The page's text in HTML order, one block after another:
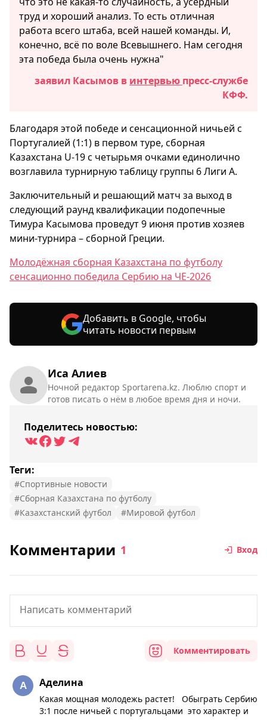
Иса Алиев
Ночной редактор Sportarena.kz. Люблю спорт и
готов писать о нём в любое время дня и ночи.
Поделитесь новостью:
Теги:
#Спортивные новости
#Сборная Казахстана по футболу
#Казахстанский футбол
#Мировой футбол
труд и хороший анализ. То есть отличная
работа всего штаба, всей нашей команды. И,
конечно, всё по воле Всевышнего. Нам сегодня
эта победа была очень нужна"
заявил Касымов в интервью пресс-службе
КФФ.
Благодаря этой победе и сенсационной ничьей с
Португалией (1:1) в первом туре, сборная
Казахстана U-19 с четырьмя очками единолично
возглавила турнирную таблицу группы 6 Лиги А.
Заключительный и решающий матч за выход в
следующий раунд квалификации подопечные
Тимура Касымова проведут 9 июня против хозяев
мини-турнира – сборной Греции.
Молодёжная сборная Казахстана по футболу
сенсационно победила Сербию на ЧЕ-2026
Добавить в Google, чтобы
читать новости первым
Комментарии 1 Вход
Комментировать
Аделина
Какая мощная молодежь растет! Обыграть Сербию
3:1 после ничьей с португальцами это характер и